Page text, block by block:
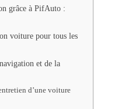
grâce à PifAuto :
voiture pour tous les
et de la
d’une voiture